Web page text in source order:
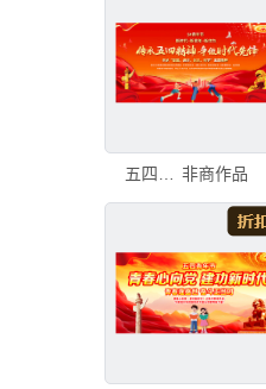
非商作品